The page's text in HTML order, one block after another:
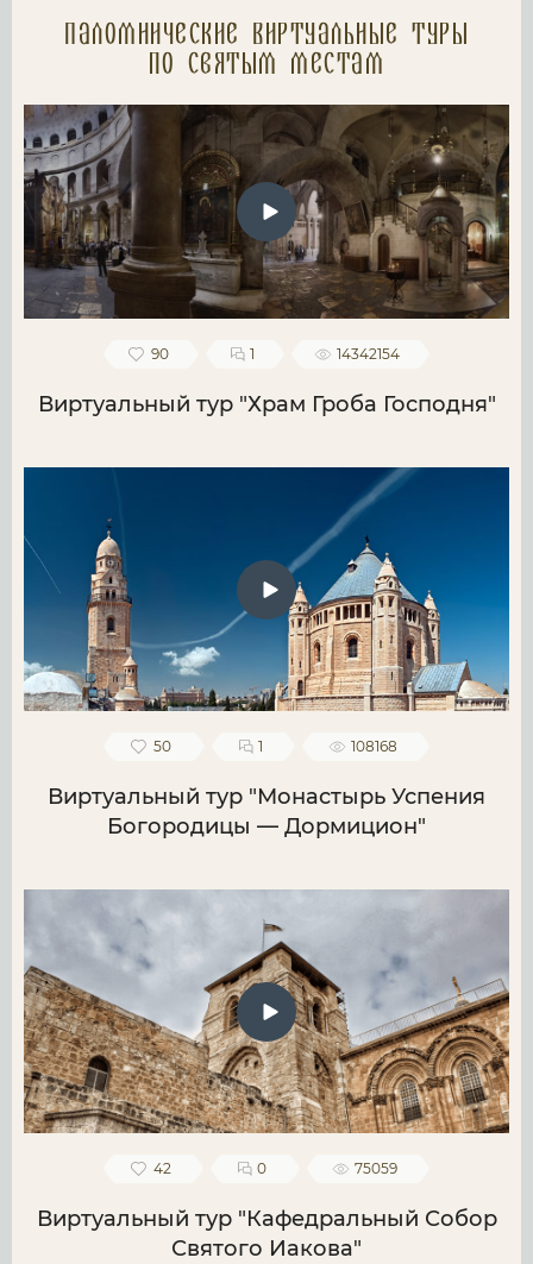
Паломнические Виртуальные туры
по святым местам
90 1 14342154
Виртуальный тур "Храм Гроба Господня"
50 1 108168
Виртуальный тур "Монастырь Успения
Богородицы — Дормицион"
42 0 75059
Виртуальный тур "Кафедральный Собор
Святого Иакова"